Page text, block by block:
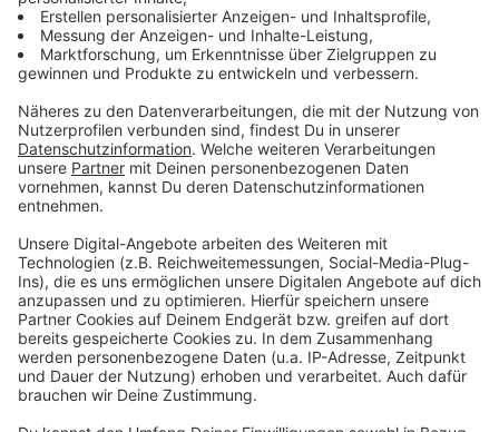
können, lässt der Verband aktuell mehr Wasser
abfließen. Dadurch bleibt auch der Pegel der Wupper
weiterhin erhöht. Es ist aber alles im grünen Bereich, so
Anzeige
Anzeige
Leverkusen rüstet sich für Regen
Hochwasserschutz wird ausgeweitet